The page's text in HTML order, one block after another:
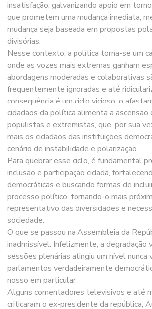
insatisfação, galvanizando apoio em
que prometem uma mudança imediata,
mudança seja baseada em propostas
divisórias.
Nesse contexto, a política torna-se um
onde as vozes mais extremas ganham
abordagens moderadas e colaborativas
frequentemente ignoradas e até
consequência é um ciclo vicioso: o
cidadãos da política alimenta a ascensão
populistas e extremistas, que, por sua
mais os cidadãos das instituições
cenário de instabilidade e polarização.
Para quebrar esse ciclo, é fundamental
inclusão e participação cidadã,
democráticas e buscando formas de
processo político, tornando-o mais
representativo das diversidades e
sociedade.
O que se passou na Assembleia da
inadmissível. Infelizmente, a degradação
sessões plenárias atingiu um nível nunca
parlamentos verdadeiramente
nosso em particular.
Alguns comentadores televisivos e até
criticaram o ex-presidente da república,